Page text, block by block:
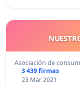
Asociación de
3 439 firmas
23 Mar 2021